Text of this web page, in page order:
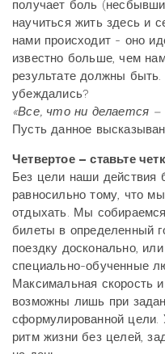
получает боль
научиться жить здесь и
нами происходит - оно
известно больше, чем
результате должны
убеждались?
«Все, что ни делается
Пусть данное
Четвертое – ставьте
Без цели наши действия
равносильно тому, что
отдыхать. Мы
билеты в определенный
поездку досконально,
специально-обученные
Максимальная скорость
возможны лишь при
сформулированной цели.
ритм жизни без целей,